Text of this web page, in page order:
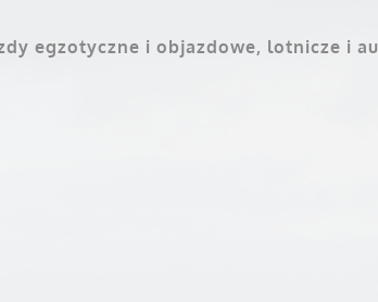
egzotyczne i objazdowe, lotnicze i